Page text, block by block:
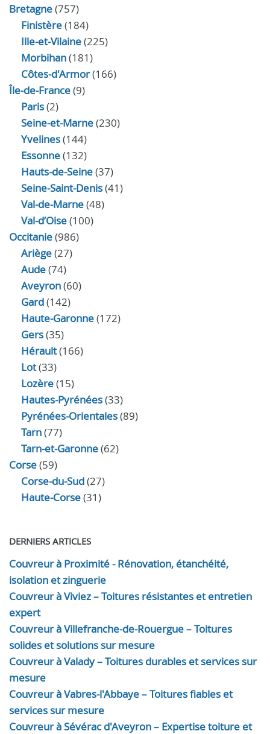
Bretagne(757)
Finistère(184)
Ille-et-Vilaine(225)
Morbihan(181)
Côtes-d'Armor(166)
Île-de-France(9)
Paris(2)
Seine-et-Marne(230)
Yvelines(144)
Essonne(132)
Hauts-de-Seine(37)
Seine-Saint-Denis(41)
Val-de-Marne(48)
Val-d’Oise(100)
Occitanie(986)
Ariège(27)
Aude(74)
Aveyron(60)
Gard(142)
Haute-Garonne(172)
Gers(35)
Hérault(166)
Lot(33)
Lozère(15)
Hautes-Pyrénées(33)
Pyrénées-Orientales(89)
Tarn(77)
Tarn-et-Garonne(62)
Corse(59)
Corse-du-Sud(27)
Haute-Corse(31)
DERNIERS ARTICLES
Couvreur à Proximité - Rénovation, étanchéité,
isolation et zinguerie
Couvreur à Viviez – Toitures résistantes et entretien
expert
Couvreur à Villefranche-de-Rouergue – Toitures
solides et solutions sur mesure
Couvreur à Valady – Toitures durables et services sur
mesure
Couvreur à Vabres-l'Abbaye – Toitures fiables et
services sur mesure
Couvreur à Sévérac d'Aveyron – Expertise toiture et